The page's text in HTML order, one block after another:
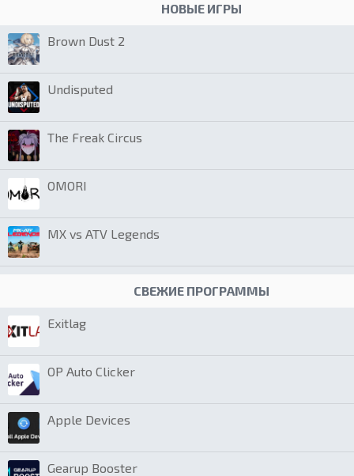
НОВЫЕ ИГРЫ
Brown Dust 2
Undisputed
The Freak Circus
OMORI
MX vs ATV Legends
СВЕЖИЕ ПРОГРАММЫ
Exitlag
OP Auto Clicker
Apple Devices
Gearup Booster